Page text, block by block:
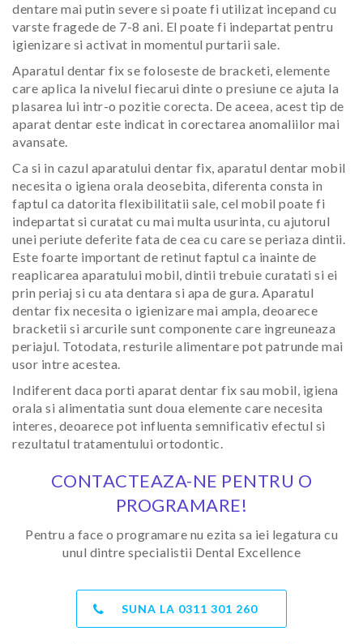
dentare mai putin severe si poate fi utilizat incepand cu
varste fragede de 7-8 ani. El poate fi indepartat pentru
igienizare si activat in momentul purtarii sale.
Aparatul dentar fix se foloseste de bracketi, elemente
care aplica la nivelul fiecarui dinte o presiune ce ajuta la
plasarea lui intr-o pozitie corecta. De aceea, acest tip de
aparat dentar este indicat in corectarea anomaliilor mai
avansate.
Ca si in cazul aparatului dentar fix, aparatul dentar mobil
necesita o igiena orala deosebita, diferenta consta in
faptul ca datorita flexibilitatii sale, cel mobil poate fi
indepartat si curatat cu mai multa usurinta, cu ajutorul
unei periute deferite fata de cea cu care se periaza dintii.
Este foarte important de retinut faptul ca inainte de
reaplicarea aparatului mobil, dintii trebuie curatati si ei
prin periaj si cu ata dentara si apa de gura. Aparatul
dentar fix necesita o igienizare mai ampla, deoarece
bracketii si arcurile sunt componente care ingreuneaza
periajul. Totodata, resturile alimentare pot patrunde mai
usor intre acestea.
Indiferent daca porti aparat dentar fix sau mobil, igiena
orala si alimentatia sunt doua elemente care necesita
interes, deoarece pot influenta semnificativ efectul si
rezultatul tratamentului ortodontic.
CONTACTEAZA-NE PENTRU O
PROGRAMARE!
Pentru a face o programare nu ezita sa iei legatura cu
unul dintre specialistii Dental Excellence
SUNA LA 0311 301 260